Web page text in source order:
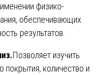
физико-
обеспечивающих
результатов.
Позволяет изучить
покрытия, количество и